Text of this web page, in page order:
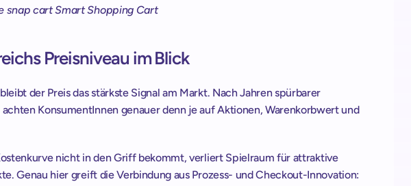
snap cart Smart Shopping Cart
Preisniveau im Blick
der Preis das stärkste Signal am Markt. Nach Jahren spürbarer
achten KonsumentInnen genauer denn je auf Aktionen, Warenkorbwert und
nicht in den Griff bekommt, verliert Spielraum für attraktive